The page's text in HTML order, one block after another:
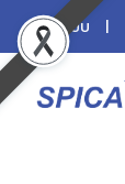
เข้าสู่ระบบ